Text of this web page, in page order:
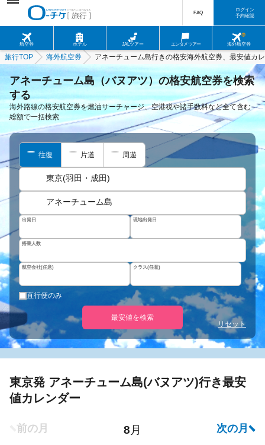
航空券 ホテル JALツアー エンタメツアー 海外航空券
FAQ
ログイン
予約確認
旅行TOP 海外航空券 アネーチューム島行きの格安海外航空券、最安値カ
アネーチューム島（バヌアツ）の格安航空券を検索
する
海外路線の格安航空券を燃油サーチャージ、空港税や諸手数料など全て含む
総額で一括検索
往復 片道 周遊
東京(羽田・成田)
アネーチューム島
出発日 現地出発日
搭乗人数
航空会社(任意) クラス(任意)
直行便のみ
最安値を検索
リセット
東京発 アネーチューム島(バヌアツ)行き最安
値カレンダー